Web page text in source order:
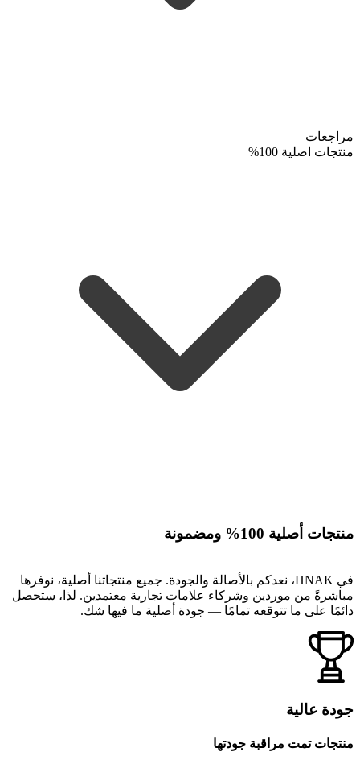
مراجعات
منتجات اصلية 100%
منتجات أصلية 100% ومضمونة
في HNAK، نعدكم بالأصالة والجودة. جميع منتجاتنا أصلية، نوفرها
مباشرةً من موردين وشركاء علامات تجارية معتمدين. لذا، ستحصل
دائمًا على ما تتوقعه تمامًا — جودة أصلية ما فيها شك.
جودة عالية
منتجات تمت مراقبة جودتها